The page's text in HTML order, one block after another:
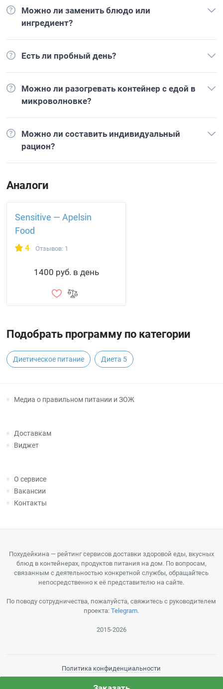
Можно ли заменить блюдо или
ингредиент?
Есть ли пробный день?
Можно ли разогревать контейнер с едой в
микроволновке?
Можно ли составить индивидуальный
рацион?
Аналоги
Sensitive — Apelsin
Food
4 Отзывов: 1
1400 руб. в день
Подобрать программу по категории
Диетическое питание Диета 5
Медиа о правильном питании и ЗОЖ
Доставкам
Виджет
О сервисе
Вакансии
Контакты
Похудейкина — рейтинг сервисов доставки здоровой еды, вкусных
блюд в контейнерах, продуктов питания на дом. По вопросам,
связанным с деятельностью конкретной службы, обращайтесь
непосредственно к её представителю на сайте.
По поводу сотрудничества, пожалуйста, свяжитесь с руководителем
проекта:Telegram.
2015-2026
Политика конфиденциальности
Пользовательское соглашение